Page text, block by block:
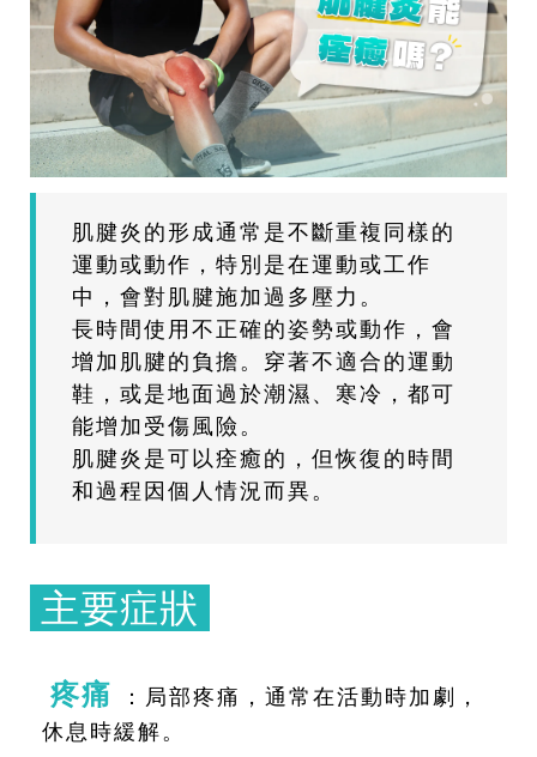
肌腱炎的形成通常是不斷重複同樣的
運動或動作，特別是在運動或工作
中，會對肌腱施加過多壓力。
長時間使用不正確的姿勢或動作，會
增加肌腱的負擔。穿著不適合的運動
鞋，或是地面過於潮濕、寒冷，都可
能增加受傷風險。
肌腱炎是可以痊癒的，但恢復的時間
和過程因個人情況而異。
主要症狀
疼痛 ： 局部疼痛，通常在活動時加劇，
休息時緩解。